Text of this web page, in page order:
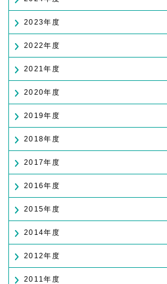
2023年度
2022年度
2021年度
2020年度
2019年度
2018年度
2017年度
2016年度
2015年度
2014年度
2012年度
2011年度